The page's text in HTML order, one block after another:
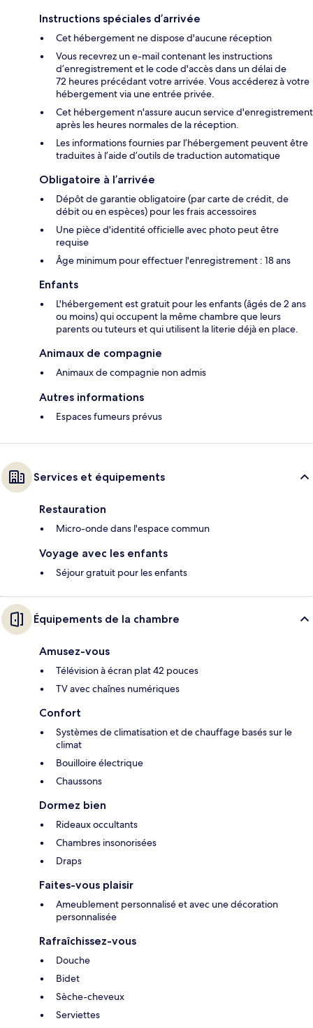
Instructions spéciales d’arrivée
Cet hébergement ne dispose d'aucune réception
Vous recevrez un e-mail contenant les instructions
d’enregistrement et le code d'accès dans un délai de
72 heures précédant votre arrivée. Vous accéderez à votre
hébergement via une entrée privée.
Cet hébergement n'assure aucun service d'enregistrement
après les heures normales de la réception.
Les informations fournies par l’hébergement peuvent être
traduites à l’aide d’outils de traduction automatique
Obligatoire à l’arrivée
Dépôt de garantie obligatoire (par carte de crédit, de
débit ou en espèces) pour les frais accessoires
Une pièce d'identité officielle avec photo peut être
requise
Âge minimum pour effectuer l'enregistrement : 18 ans
Enfants
L'hébergement est gratuit pour les enfants (âgés de 2 ans
ou moins) qui occupent la même chambre que leurs
parents ou tuteurs et qui utilisent la literie déjà en place.
Animaux de compagnie
Animaux de compagnie non admis
Autres informations
Espaces fumeurs prévus
Services et équipements
Restauration
Micro-onde dans l'espace commun
Voyage avec les enfants
Séjour gratuit pour les enfants
Équipements de la chambre
Amusez-vous
Télévision à écran plat 42 pouces
TV avec chaînes numériques
Confort
Systèmes de climatisation et de chauffage basés sur le
climat
Bouilloire électrique
Chaussons
Dormez bien
Rideaux occultants
Chambres insonorisées
Draps
Faites-vous plaisir
Ameublement personnalisé et avec une décoration
personnalisée
Rafraîchissez-vous
Douche
Bidet
Sèche-cheveux
Serviettes